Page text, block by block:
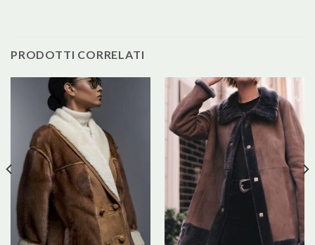
PRODOTTI CORRELATI